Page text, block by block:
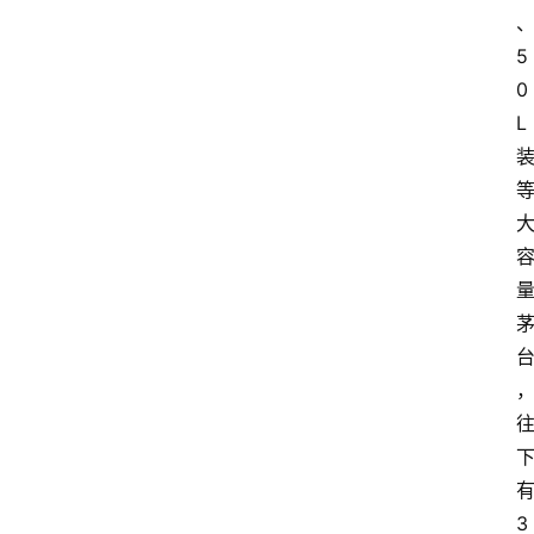
、
5
0
L
装
等
大
容
量
茅
台
，
往
下
有
3